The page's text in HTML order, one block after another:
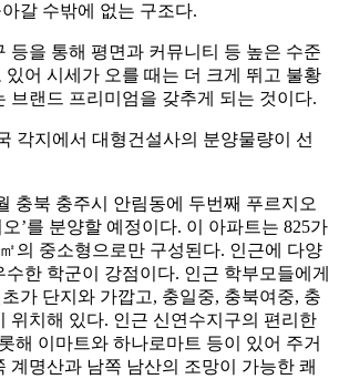
갈 수밖에 없는 구조다.
등을 통해 평면과 커뮤니티 등 높은 수준
있어 시세가 오를 때는 더 크게 뛰고 불황
브랜드 프리미엄을 갖추게 되는 것이다.
각지에서 대형건설사의 분양물량이 선
충북 충주시 안림동에 두번째 푸르지오
’를 분양할 예정이다. 이 아파트는 825가
의 중소형으로만 구성된다. 인근에 다양
한 학군이 강점이다. 인근 학부모들에게
가 단지와 가깝고, 충일중, 충북여중, 충
위치해 있다. 인근 신연수지구의 편리한
해 이마트와 하나로마트 등이 있어 주거
계명산과 남쪽 남산의 조망이 가능한 쾌